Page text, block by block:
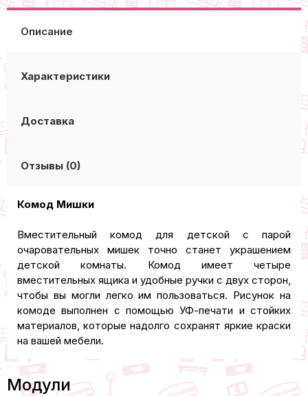
Описание
Характеристики
Доставка
Отзывы (0)
Комод Мишки
Вместительный комод для детской с парой
очаровательных мишек точно станет украшением
детской комнаты. Комод имеет четыре
вместительных ящика и удобные ручки с двух сторон,
чтобы вы могли легко им пользоваться. Рисунок на
комоде выполнен с помощью УФ-печати и стойких
материалов, которые надолго сохранят яркие краски
на вашей мебели.
Модули